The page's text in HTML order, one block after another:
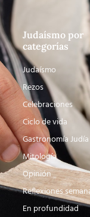
Judaísmo por
categorías
Judaísmo
Rezos
Celebraciones
Ciclo de vida
Gastronomía Judía
Mitología
Opinión
Reflexiones
En profundidad